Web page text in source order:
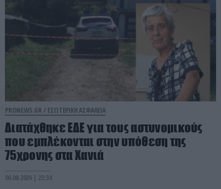
PRONEWS.GR / ΕΣΩΤΕΡΙΚΗ ΑΣΦΑΛΕΙΑ
Διατάχθηκε ΕΔΕ για τους αστυνομικούς
που εμπλέκονται στην υπόθεση της
75χρονης στα Χανιά
06.08.2026 | 23:34